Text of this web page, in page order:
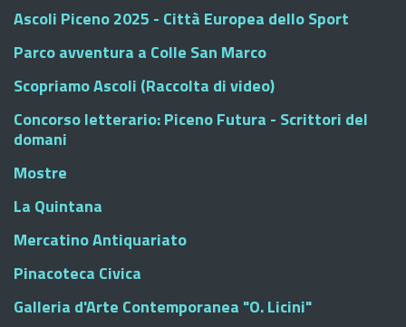
Ascoli Piceno 2025 - Città Europea dello Sport
Parco avventura a Colle San Marco
Scopriamo Ascoli (Raccolta di video)
Concorso letterario: Piceno Futura - Scrittori del
domani
Mostre
La Quintana
Mercatino Antiquariato
Pinacoteca Civica
Galleria d'Arte Contemporanea "O. Licini"